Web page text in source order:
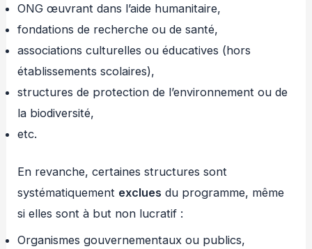
ONG œuvrant dans l’aide humanitaire,
fondations de recherche ou de santé,
associations culturelles ou éducatives (hors
établissements scolaires),
structures de protection de l’environnement ou de
la biodiversité,
etc.
En revanche, certaines structures sont
systématiquement exclues du programme, même
si elles sont à but non lucratif :
Organismes gouvernementaux ou publics,